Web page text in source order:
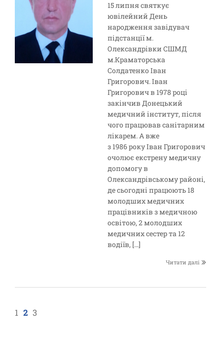
15 липня святкує
ювілейний День
народження завідувач
підстанції м.
Олександрівки СШМД
м.Краматорська
Солдатенко Іван
Григорович. Іван
Григорович в 1978 році
закінчив Донецький
медичний інститут, після
чого працював санітарним
лікарем. А вже
з 1986 року Іван Григорович
очолює екстрену медичну
допомогу в
Олександрівському районі,
де сьогодні працюють 18
молодших медичних
працівників з медичною
освітою, 2 молодших
медичних сестер та 12
водіїв, […]
Читати далі
1 2 3